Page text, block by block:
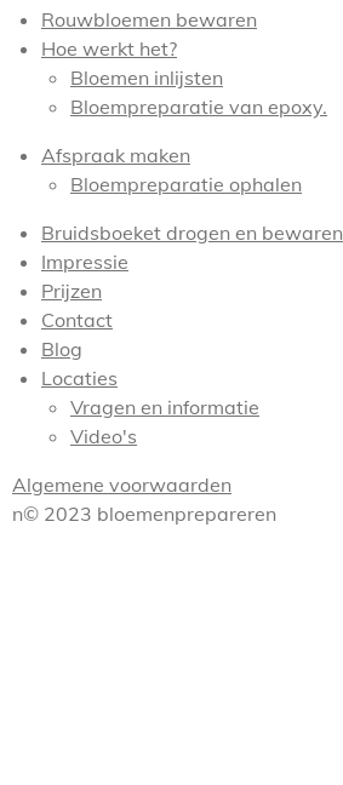
Rouwbloemen bewaren
Hoe werkt het?
Bloemen inlijsten
Bloempreparatie van epoxy.
Afspraak maken
Bloempreparatie ophalen
Bruidsboeket drogen en bewaren
Impressie
Prijzen
Contact
Blog
Locaties
Vragen en informatie
Video's
Algemene voorwaarden
n© 2023 bloemenprepareren